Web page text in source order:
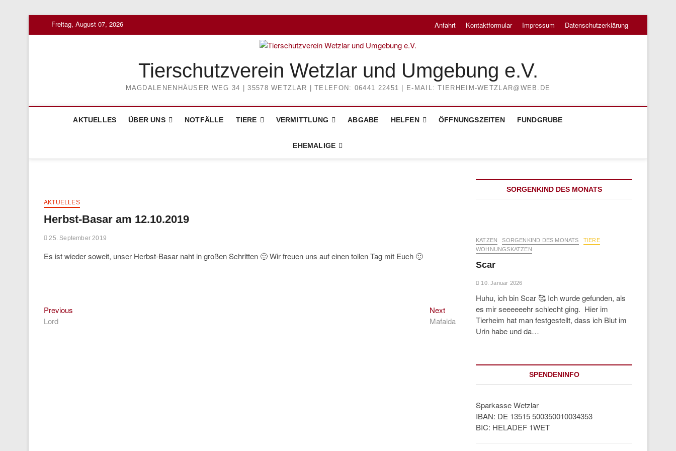
Freitag, August 07, 2026 Anfahrt Kontaktformular Impressum Datenschutzerklärung
Tierschutzverein Wetzlar und Umgebung e.V.
MAGDALENENHÄUSER WEG 34 | 35578 WETZLAR | TELEFON: 06441 22451 | E-MAIL: TIERHEIM-WETZLAR@WEB.DE
AKTUELLES ÜBER UNS NOTFÄLLE TIERE VERMITTLUNG ABGABE HELFEN ÖFFNUNGSZEITEN FUNDGRUBE
EHEMALIGE
AKTUELLES
Herbst-Basar am 12.10.2019
25. September 2019
Es ist wieder soweit, unser Herbst-Basar naht in großen Schritten 🙂 Wir freuen uns auf einen tollen Tag mit Euch 🙂
Beitragsnavigation
Previous
Lord
NextNext
post:
Mafalda
SORGENKIND DES MONATS
KATZEN SORGENKIND DES MONATS
TIERE
WOHNUNGSKATZEN
Scar
10. Januar 2026
Huhu, ich bin Scar 🥰 Ich wurde gefunden, als
es mir seeeeeehr schlecht ging. Hier im
Tierheim hat man festgestellt, dass ich Blut im
Urin habe und da…
SPENDENINFO
Sparkasse Wetzlar
IBAN: DE 13515 500350010034353
BIC: HELADEF 1WET